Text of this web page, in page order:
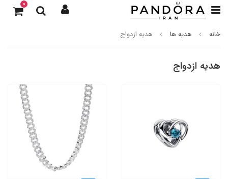
0
خانه هدیه ها هدیه ازدواج
هدیه ازدواج